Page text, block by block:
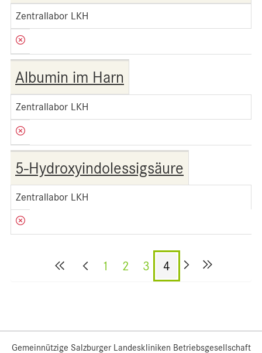
Zentrallabor LKH
Albumin im Harn
Zentrallabor LKH
5-Hydroxyindolessigsäure
Zentrallabor LKH
1 2 3 4
Gemeinnützige Salzburger Landeskliniken Betriebsgesellschaft